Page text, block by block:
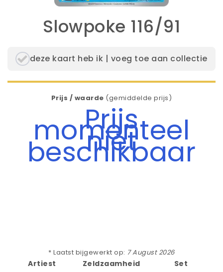
Slowpoke 116/91
deze kaart heb ik | voeg toe aan collectie
Prijs / waarde (gemiddelde prijs)
Prijs
momenteel
niet
beschikbaar
* Laatst bijgewerkt op: 7 August 2026
Artiest Zeldzaamheid Set